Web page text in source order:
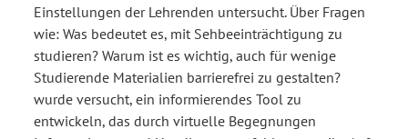
Einstellungen der Lehrenden untersucht. Über Fragen
wie: Was bedeutet es, mit Sehbeeinträchtigung zu
studieren? Warum ist es wichtig, auch für wenige
Studierende Materialien barrierefrei zu gestalten?
wurde versucht, ein informierendes Tool zu
entwickeln, das durch virtuelle Begegnungen